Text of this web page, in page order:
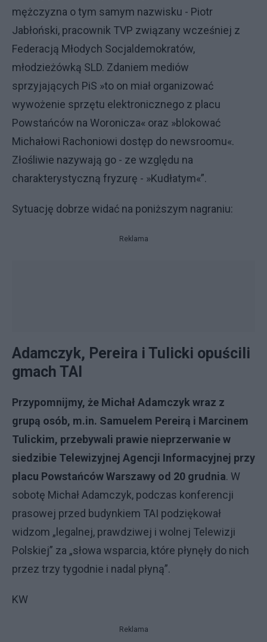
mężczyzna o tym samym nazwisku - Piotr
Jabłoński, pracownik TVP związany wcześniej z
Federacją Młodych Socjaldemokratów,
młodzieżówką SLD. Zdaniem mediów
sprzyjających PiS »to on miał organizować
wywożenie sprzętu elektronicznego z placu
Powstańców na Woronicza« oraz »blokować
Michałowi Rachoniowi dostęp do newsroomu«.
Złośliwie nazywają go - ze względu na
charakterystyczną fryzurę - »Kudłatym«”.
Sytuację dobrze widać na poniższym nagraniu:
Reklama
Adamczyk, Pereira i Tulicki opuścili
gmach TAI
Przypomnijmy, że Michał Adamczyk wraz z
grupą osób, m.in. Samuelem Pereirą i Marcinem
Tulickim, przebywali prawie nieprzerwanie w
siedzibie Telewizyjnej Agencji Informacyjnej przy
placu Powstańców Warszawy od 20 grudnia. W
sobotę Michał Adamczyk, podczas konferencji
prasowej przed budynkiem TAI podziękował
widzom „legalnej, prawdziwej i wolnej Telewizji
Polskiej” za „słowa wsparcia, które płynęły do nich
przez trzy tygodnie i nadal płyną”.
KW
Reklama